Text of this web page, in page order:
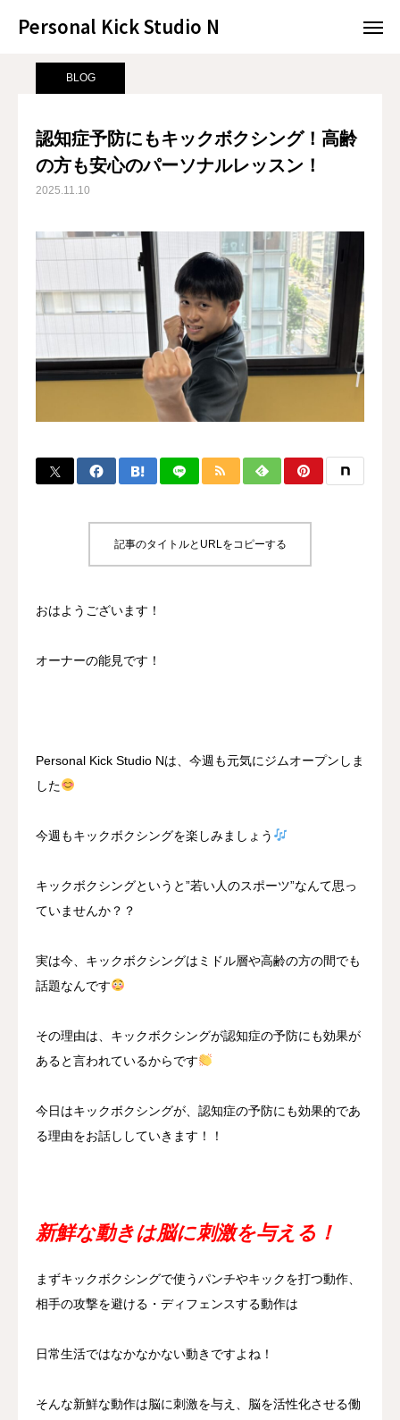
Personal Kick Studio N
サンプルページ BLOG 認知症予防にもキックボクシング！高齢の方も安心のパーソナルレッスン！
BLOG
認知症予防にもキックボクシング！高齢
の方も安心のパーソナルレッスン！
2025.11.10
記事のタイトルとURLをコピーする
おはようございます！
オーナーの能見です！
Personal Kick Studio Nは、今週も元気にジムオープンしま
した
今週もキックボクシングを楽しみましょう
キックボクシングというと”若い人のスポーツ”なんて思っ
ていませんか？？
実は今、キックボクシングはミドル層や高齢の方の間でも
話題なんです
その理由は、キックボクシングが認知症の予防にも効果が
あると言われているからです
今日はキックボクシングが、認知症の予防にも効果的であ
る理由をお話ししていきます！！
新鮮な動きは脳に刺激を与える！
まずキックボクシングで使うパンチやキックを打つ動作、
相手の攻撃を避ける・ディフェンスする動作は
日常生活ではなかなかない動きですよね！
そんな新鮮な動作は脳に刺激を与え、脳を活性化させる働
Personal Kick Studio N
BLOG CONTACT
CONCEPT
CONTACT
MENBERSHIP